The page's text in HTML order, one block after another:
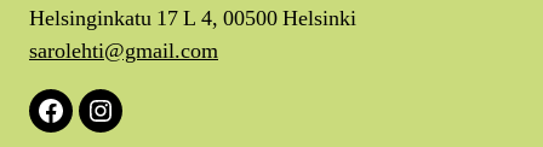
Helsinginkatu 17 L 4, 00500 Helsinki
sarolehti@gmail.com
FacebookInstagram